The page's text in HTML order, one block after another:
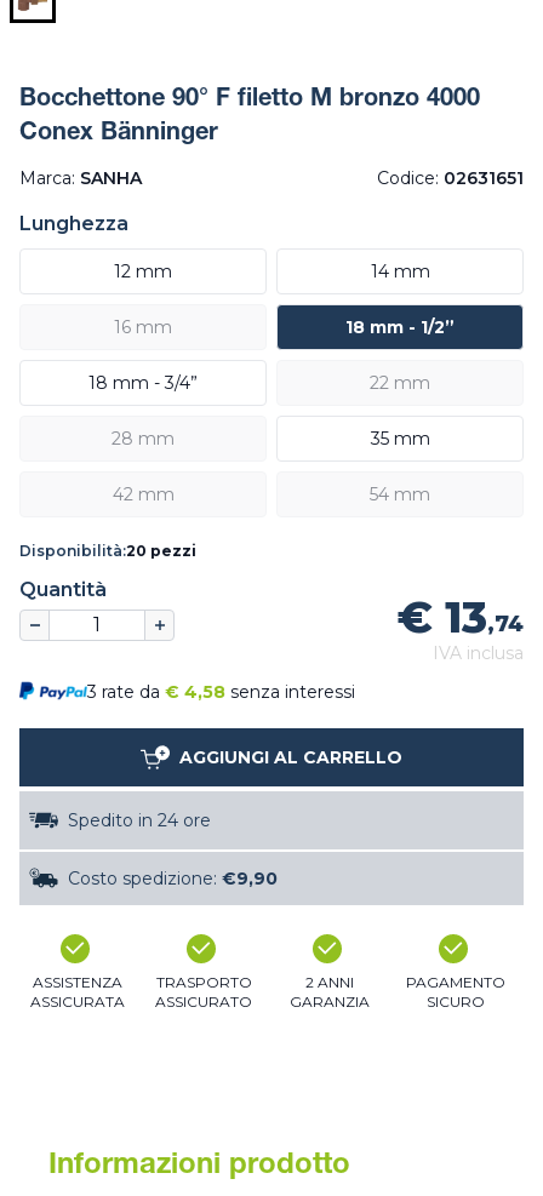
Bocchettone 90° F filetto M bronzo 4000
Conex Bänninger
Marca: SANHA Codice: 02631651
Lunghezza
12 mm 14 mm
16 mm 18 mm - 1/2”
18 mm - 3/4” 22 mm
28 mm 35 mm
42 mm 54 mm
Disponibilità:20 pezzi
Quantità
€ 13,74
IVA inclusa
3 rate da € 4,58 senza interessi
AGGIUNGI AL CARRELLO
Spedito in 24 ore
Costo spedizione: €9,90
ASSISTENZA
ASSICURATA
TRASPORTO
ASSICURATO
2 ANNI
GARANZIA
PAGAMENTO
SICURO
Informazioni prodotto